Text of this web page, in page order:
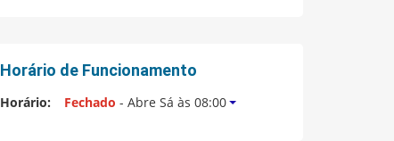
Horário de Funcionamento
Horário: Fechado - Abre Sá às 08:00